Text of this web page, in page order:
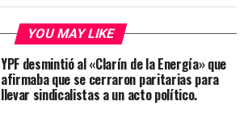
YOU MAY LIKE
YPF desmintió al «Clarín de la Energía» que
afirmaba que se cerraron paritarias para
llevar sindicalistas a un acto político.